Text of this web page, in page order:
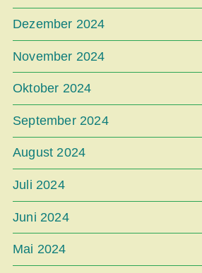
Dezember 2024
November 2024
Oktober 2024
September 2024
August 2024
Juli 2024
Juni 2024
Mai 2024